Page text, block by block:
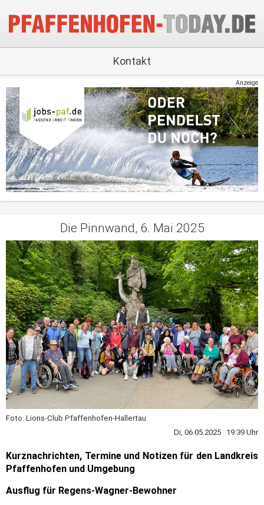
Kontakt
Anzeige
Die Pinnwand, 6. Mai 2025
Foto: Lions-Club Pfaffenhofen-Hallertau
Di, 06.05.2025 19:39 Uhr
Kurznachrichten, Termine und Notizen für den Landkreis
Pfaffenhofen und Umgebung
Ausflug für Regens-Wagner-Bewohner